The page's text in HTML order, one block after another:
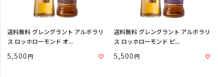
送料無料 グレングラント アルボラリ
ス ロッホローモンド オ...
5,500
送料無料 グレングラント アルボラリ
ス ロッホローモンド ピ...
5,500